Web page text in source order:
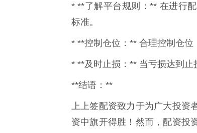
* **了解平台规则：** 在进行
标准。
* **控制仓位：** 合理控制仓位
* **及时止损：** 当亏损达到止
**结语：**
上上签配资致力于为广大投
资中旗开得胜！然而，配资投